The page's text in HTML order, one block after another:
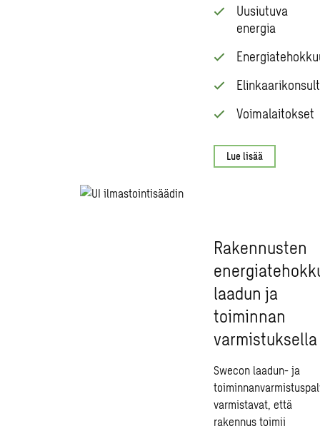
Uusiutuva
energia
Voimalaitokset
Lue lisää
Rakennusten
laadun ja
toiminnan
varmistuksella
Swecon laadun- ja
varmistavat, että
rakennus toimii